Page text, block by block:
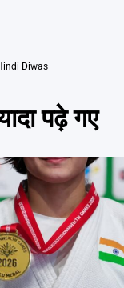
Diwas
पढ़े गए